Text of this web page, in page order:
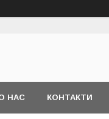
НАС КОНТАКТИ